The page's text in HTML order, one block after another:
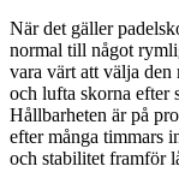
När det gäller
normal till något
vara värt att välja
och lufta skorna efter
Hållbarheten är på
efter många timmars
och stabilitet framför